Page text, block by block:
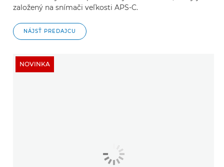
založený na snímači veľkosti APS-C.
NÁJSŤ PREDAJCU
NOVINKA